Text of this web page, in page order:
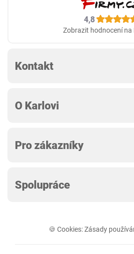
4,8
Zobrazit hodnocení na
Kontakt
O Karlovi
Pro zákazníky
Spolupráce
🍪 Cookies:Zásady